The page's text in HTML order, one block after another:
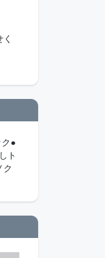
●
ト
ク